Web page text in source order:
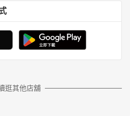
逛其他店舖